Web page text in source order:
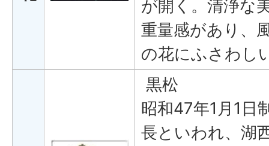
が開く。清浄な
重量感があり、
の花にふさわし
黒松
昭和47年1月1日
長といわれ、湖